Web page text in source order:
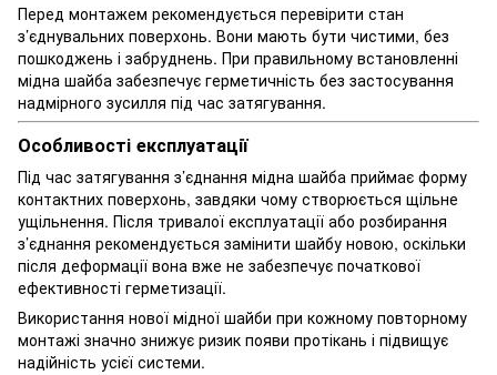
Перед монтажем рекомендується перевірити стан
з’єднувальних поверхонь. Вони мають бути чистими, без
пошкоджень і забруднень. При правильному встановленні
мідна шайба забезпечує герметичність без застосування
надмірного зусилля під час затягування.
Особливості експлуатації
Під час затягування з’єднання мідна шайба приймає форму
контактних поверхонь, завдяки чому створюється щільне
ущільнення. Після тривалої експлуатації або розбирання
з’єднання рекомендується замінити шайбу новою, оскільки
після деформації вона вже не забезпечує початкової
ефективності герметизації.
Використання нової мідної шайби при кожному повторному
монтажі значно знижує ризик появи протікань і підвищує
надійність усієї системи.